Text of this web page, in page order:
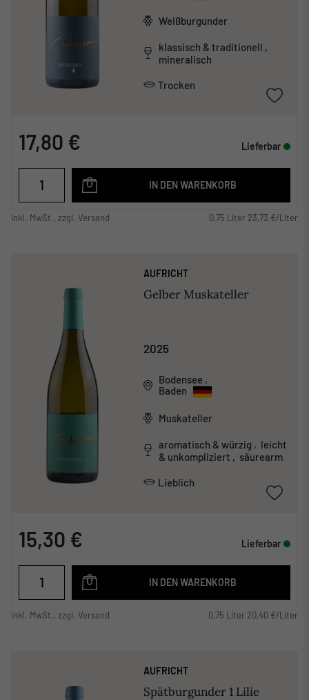
Weißburgunder
klassisch & traditionell ,
mineralisch
Trocken
17,80 € Lieferbar
IN DEN WARENKORB
inkl. MwSt., zzgl. Versand 0,75 Liter 23,73 €/Liter
AUFRICHT
Gelber Muskateller
2025
Bodensee ,
Baden
Muskateller
aromatisch & würzig , leicht
& unkompliziert , säurearm
Lieblich
15,30 € Lieferbar
IN DEN WARENKORB
inkl. MwSt., zzgl. Versand 0,75 Liter 20,40 €/Liter
AUFRICHT
Spätburgunder 1 Lilie